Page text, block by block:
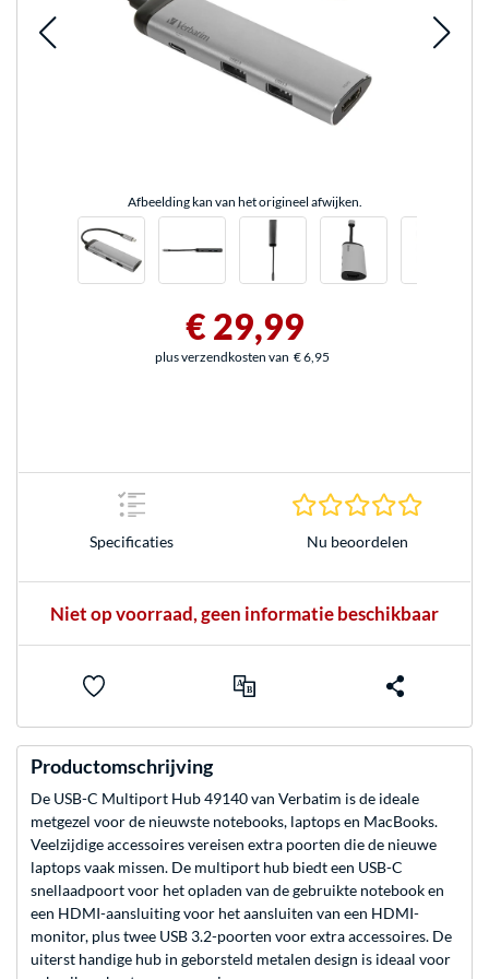
Afbeelding kan van het origineel afwijken.
€ 29,99
plus verzendkosten van € 6,95
Specificaties Nu beoordelen
Niet op voorraad, geen informatie beschikbaar
Productomschrijving
De USB-C Multiport Hub 49140 van Verbatim is de ideale
metgezel voor de nieuwste notebooks, laptops en MacBooks.
Veelzijdige accessoires vereisen extra poorten die de nieuwe
laptops vaak missen. De multiport hub biedt een USB-C
snellaadpoort voor het opladen van de gebruikte notebook en
een HDMI-aansluiting voor het aansluiten van een HDMI-
monitor, plus twee USB 3.2-poorten voor extra accessoires. De
uiterst handige hub in geborsteld metalen design is ideaal voor